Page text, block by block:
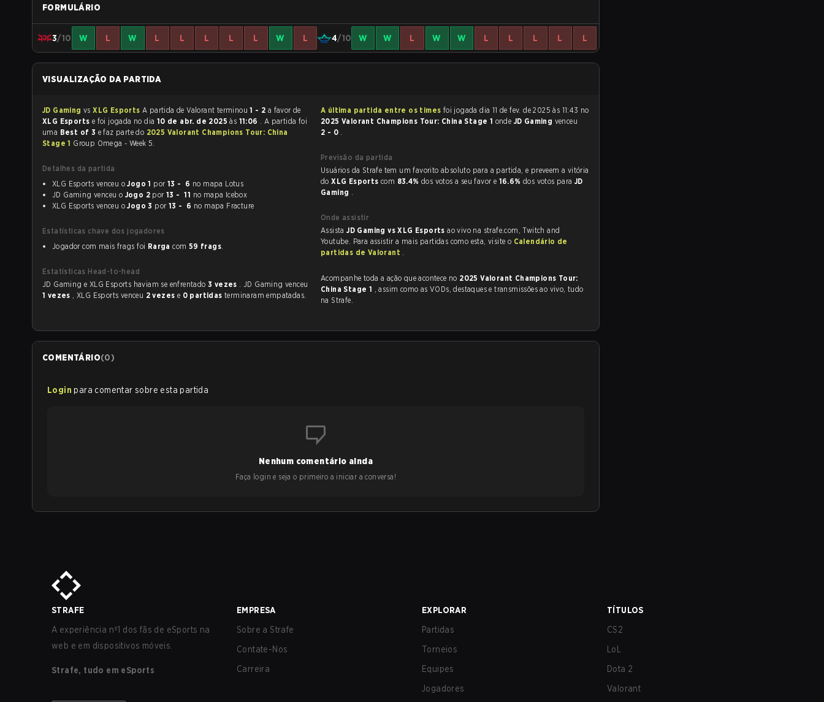
FORMULÁRIO
3/10 W L W L L L L L W L 4/10 W W L W W L L L L L
VISUALIZAÇÃO DA PARTIDA
JD Gaming vsXLG Esports A partida de Valorant terminou1 - 2 a favor de
XLG Esports
e foi jogada no dia 10 de abr. de 2025às 11:06 . A partida foi
uma Best of 3 e faz parte do 2025 Valorant Champions Tour: China
Stage 1 Group Omega - Week 5.
Detalhes da partida
XLG Esports venceu oJogo 1 por 13 - 6 no mapa Lotus
JD Gaming venceu o Jogo 2 por 13 - 11 no mapa Icebox
XLG Esports venceu oJogo 3 por 13 - 6 no mapa Fracture
Estatísticas chave dos jogadores
Jogador com mais frags foi Rarga com 59 frags.
Estatísticas Head-to-head
JD Gaming e XLG Esports haviam se enfrentado 3 vezes . JD Gaming venceu
1 vezes , XLG Esports venceu 2 vezes e 0 partidas terminaram empatadas.
A última partida entre os times foi jogada dia 11 de fev. de 2025 às 11:43 no
2025 Valorant Champions Tour: China Stage 1 onde JD Gaming venceu
2 - 0 .
Previsão da partida
Usuários da Strafe tem um favorito absoluto para a partida, e preveem a vitória
doXLG Esports com 83.4% dos votos a seu favor e 16.6% dos votos para JD
Gaming .
Onde assistir
AssistaJD Gaming vs XLG Esportsao vivo na strafe.com, Twitch and
Youtube. Para assistir a mais partidas como esta, visite o Calendário de
partidas de Valorant .
Acompanhe toda a ação que acontece no 2025 Valorant Champions Tour:
China Stage 1 , assim como as VODs, destaques e transmissões ao vivo, tudo
na Strafe.
COMENTÁRIO(0)
Login para comentar sobre esta partida
Nenhum comentário ainda
Faça login e seja o primeiro a iniciar a conversa!
STRAFE
A experiência nº1 dos fãs de eSports na
web e em dispositivos móveis.
Strafe, tudo em eSports
EMPRESA
Sobre a Strafe
Contate-Nos
Carreira
EXPLORAR
Partidas
Torneios
Equipes
Jogadores
TÍTULOS
CS2
LoL
Dota 2
Valorant